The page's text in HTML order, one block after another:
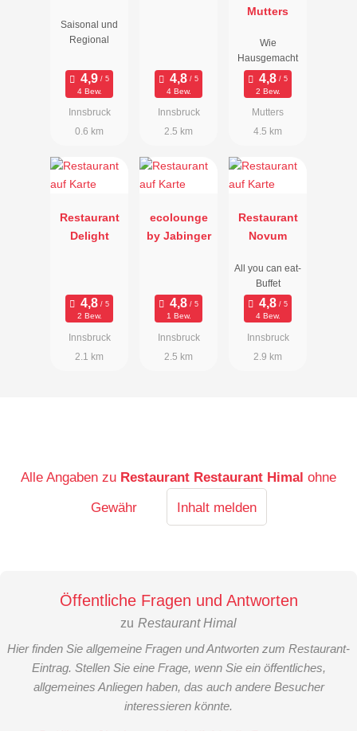
Saisonal und
Regional
4 Bew.
Innsbruck
0.6 km
4 Bew.
Innsbruck
2.5 km
Mutters
Wie
Hausgemacht
2 Bew.
Mutters
4.5 km
Restaurant
Delight
2 Bew.
Innsbruck
2.1 km
ecolounge
by Jabinger
1 Bew.
Innsbruck
2.5 km
Restaurant
Novum
All you can eat-
Buffet
4 Bew.
Innsbruck
2.9 km
Alle Angaben zu Restaurant Restaurant Himal ohne
Gewähr
Inhalt melden
Öffentliche Fragen und Antworten
zu Restaurant Himal
Hier finden Sie allgemeine Fragen und Antworten zum Restaurant-
Eintrag. Stellen Sie eine Frage, wenn Sie ein öffentliches,
allgemeines Anliegen haben, das auch andere Besucher
interessieren könnte.